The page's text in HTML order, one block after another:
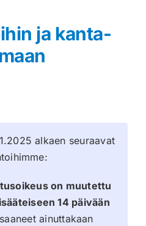
ja kanta-
alkaen seuraavat
on muutettu
14 päivään
ainuttakaan